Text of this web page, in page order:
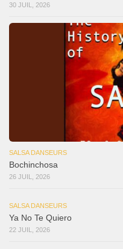
30 JUIL, 2026
SALSA DANSEURS
Bochinchosa
26 JUIL, 2026
SALSA DANSEURS
Ya No Te Quiero
22 JUIL, 2026